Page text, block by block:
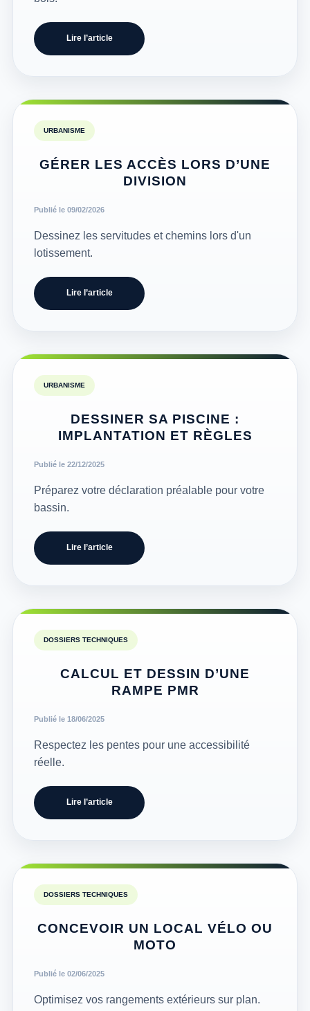
Lire l’article
URBANISME
GÉRER LES ACCÈS LORS D’UNE
DIVISION
Publié le 09/02/2026
Dessinez les servitudes et chemins lors d'un
lotissement.
Lire l’article
URBANISME
DESSINER SA PISCINE :
IMPLANTATION ET RÈGLES
Publié le 22/12/2025
Préparez votre déclaration préalable pour votre
bassin.
Lire l’article
DOSSIERS TECHNIQUES
CALCUL ET DESSIN D’UNE
RAMPE PMR
Publié le 18/06/2025
Respectez les pentes pour une accessibilité
réelle.
Lire l’article
DOSSIERS TECHNIQUES
CONCEVOIR UN LOCAL VÉLO OU
MOTO
Publié le 02/06/2025
Optimisez vos rangements extérieurs sur plan.